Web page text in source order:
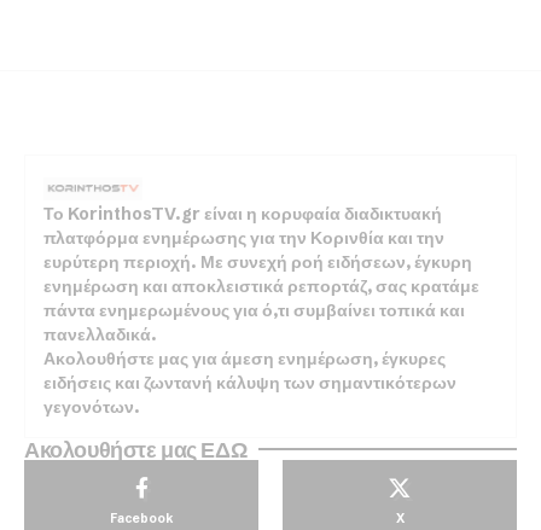
Το KorinthosTV.gr είναι η κορυφαία διαδικτυακή
πλατφόρμα ενημέρωσης για την Κορινθία και την
ευρύτερη περιοχή. Με συνεχή ροή ειδήσεων, έγκυρη
ενημέρωση και αποκλειστικά ρεπορτάζ, σας κρατάμε
πάντα ενημερωμένους για ό,τι συμβαίνει τοπικά και
πανελλαδικά.
Ακολουθήστε μας για άμεση ενημέρωση, έγκυρες
ειδήσεις και ζωντανή κάλυψη των σημαντικότερων
γεγονότων.
Ακολουθήστε μας ΕΔΩ
Facebook X